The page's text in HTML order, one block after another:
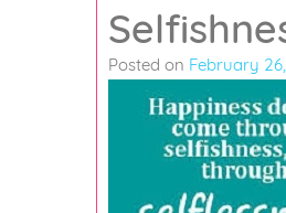
Posted on February